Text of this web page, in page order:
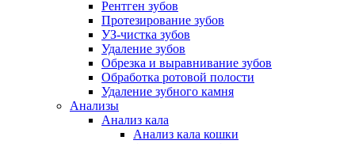
Рентген зубов
Протезирование зубов
УЗ-чистка зубов
Удаление зубов
Обрезка и выравнивание зубов
Обработка ротовой полости
Удаление зубного камня
Анализы
Анализ кала
Анализ кала кошки